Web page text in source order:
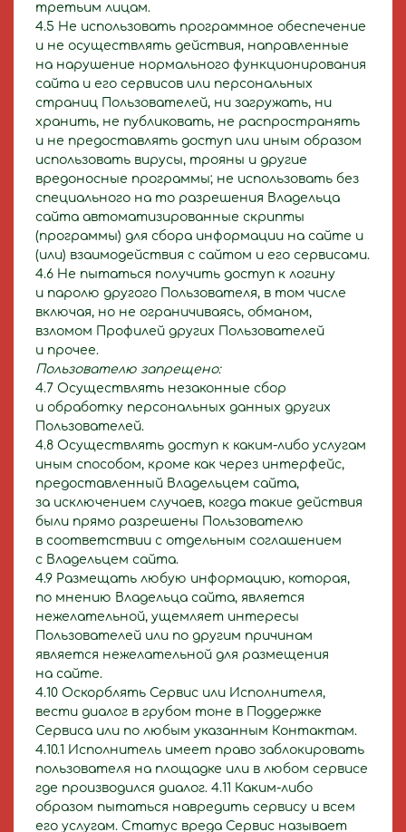
третьим лицам.
4.5 Не использовать программное обеспечение
и не осуществлять действия, направленные
на нарушение нормального функционирования
сайта и его сервисов или персональных
страниц Пользователей, ни загружать, ни
хранить, не публиковать, не распространять
и не предоставлять доступ или иным образом
использовать вирусы, трояны и другие
вредоносные программы; не использовать без
специального на то разрешения Владельца
сайта автоматизированные скрипты
(программы) для сбора информации на сайте и
(или) взаимодействия с сайтом и его сервисами.
4.6 Не пытаться получить доступ к логину
и паролю другого Пользователя, в том числе
включая, но не ограничиваясь, обманом,
взломом Профилей других Пользователей
и прочее.
Пользователю запрещено:
4.7 Осуществлять незаконные сбор
и обработку персональных данных других
Пользователей.
4.8 Осуществлять доступ к каким-либо услугам
иным способом, кроме как через интерфейс,
предоставленный Владельцем сайта,
за исключением случаев, когда такие действия
были прямо разрешены Пользователю
в соответствии с отдельным соглашением
с Владельцем сайта.
4.9 Размещать любую информацию, которая,
по мнению Владельца сайта, является
нежелательной, ущемляет интересы
Пользователей или по другим причинам
является нежелательной для размещения
на сайте.
4.10 Оскорблять Сервис или Исполнителя,
вести диалог в грубом тоне в Поддержке
Сервиса или по любым указанным Контактам.
4.10.1 Исполнитель имеет право заблокировать
пользователя на площадке или в любом сервисе
где производился диалог. 4.11 Каким-либо
образом пытаться навредить сервису и всем
его услугам. Статус вреда Сервис называет